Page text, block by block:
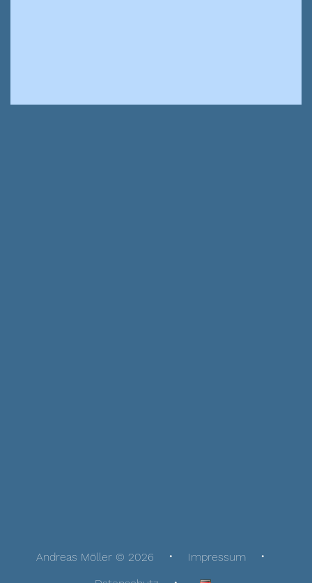
Andreas Möller © 2026
Impressum